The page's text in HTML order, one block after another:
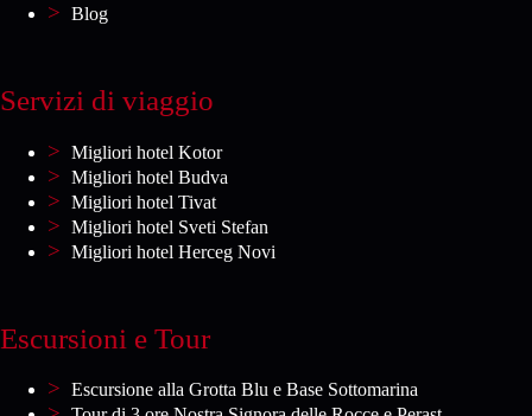
Blog
Servizi di viaggio
Migliori hotel Kotor
Migliori hotel Budva
Migliori hotel Tivat
Migliori hotel Sveti Stefan
Migliori hotel Herceg Novi
Escursioni e Tour
Escursione alla Grotta Blu e Base Sottomarina